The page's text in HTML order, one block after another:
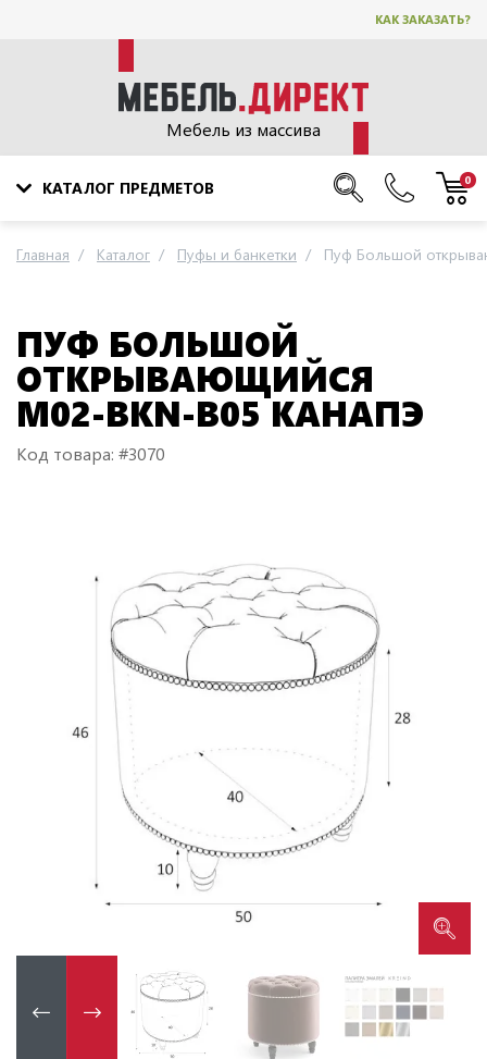
КАК ЗАКАЗАТЬ?
Мебель из массива
КАТАЛОГ ПРЕДМЕТОВ 0
Главная Каталог Пуфы и банкетки Пуф Большой
ПУФ БОЛЬШОЙ
ОТКРЫВАЮЩИЙСЯ
M02-BKN-B05 КАНАПЭ
Код товара: #3070